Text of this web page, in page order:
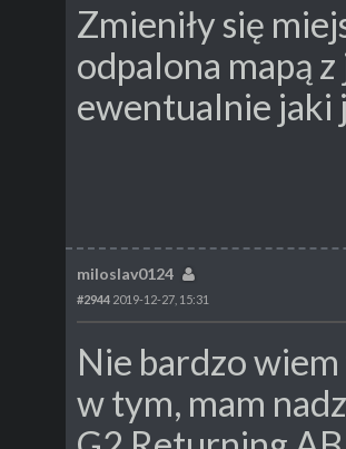
Zmieniły się
odpalona mapą
ewentualnie jaki
miloslav0124
#2944 2019-12-27, 15:31
Nie bardzo
w tym, mam